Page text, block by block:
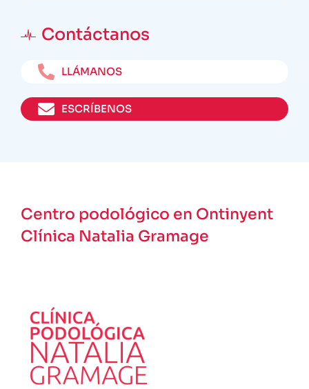
Contáctanos
LLÁMANOS
ESCRÍBENOS
Centro podológico en Ontinyent
Clínica Natalia Gramage